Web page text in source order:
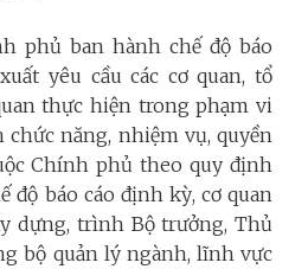
phủ ban hành chế độ báo
yêu cầu các cơ quan, tổ
thực hiện trong phạm vi
chức năng, nhiệm vụ, quyền
Chính phủ theo quy định
độ báo cáo định kỳ, cơ quan
dựng, trình Bộ trưởng, Thủ
bộ quản lý ngành, lĩnh vực